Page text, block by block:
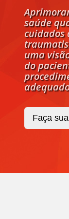
saúde
cuidados
uma
do
Faça